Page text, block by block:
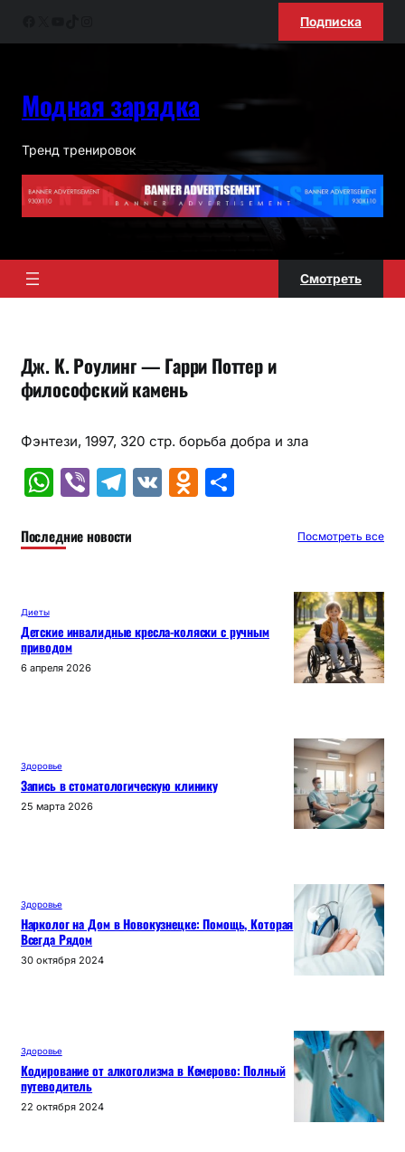
Подписка
Модная зарядка
Тренд тренировок
Смотреть
Дж. К. Роулинг — Гарри Поттер и
философский камень
Фэнтези, 1997, 320 стр. борьба добра и зла
W
at
p
p
Vi
er
T
e
m
V O
a
О
в
Последние новости Посмотреть все
Диеты
Детские инвалидные кресла-коляски с ручным
приводом
6 апреля 2026
Здоровье
Запись в стоматологическую клинику
25 марта 2026
Здоровье
Нарколог на Дом в Новокузнецке: Помощь, Которая
Всегда Рядом
30 октября 2024
Здоровье
Кодирование от алкоголизма в Кемерово: Полный
путеводитель
22 октября 2024